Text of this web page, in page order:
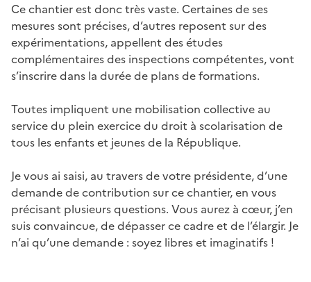
Ce chantier est donc très vaste. Certaines de ses
mesures sont précises, d’autres reposent sur des
expérimentations, appellent des études
complémentaires des inspections compétentes, vont
s’inscrire dans la durée de plans de formations.
Toutes impliquent une mobilisation collective au
service du plein exercice du droit à scolarisation de
tous les enfants et jeunes de la République.
Je vous ai saisi, au travers de votre présidente, d’une
demande de contribution sur ce chantier, en vous
précisant plusieurs questions. Vous aurez à cœur, j’en
suis convaincue, de dépasser ce cadre et de l’élargir. Je
n’ai qu’une demande : soyez libres et imaginatifs !